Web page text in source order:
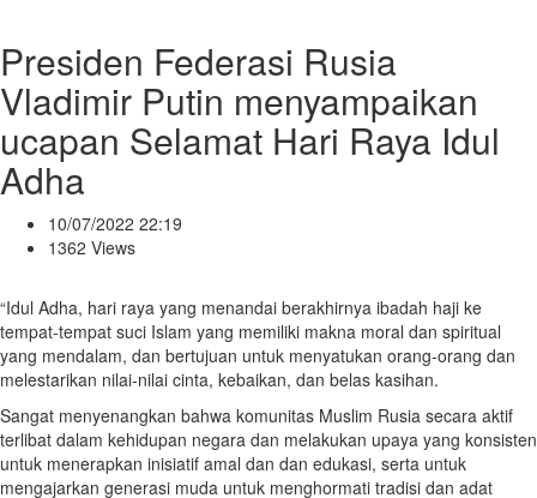
Presiden Federasi Rusia
Vladimir Putin menyampaikan
ucapan Selamat Hari Raya Idul
Adha
10/07/2022 22:19
1362 Views
“Idul Adha, hari raya yang menandai berakhirnya ibadah haji ke
tempat-tempat suci Islam yang memiliki makna moral dan spiritual
yang mendalam, dan bertujuan untuk menyatukan orang-orang dan
melestarikan nilai-nilai cinta, kebaikan, dan belas kasihan.
Sangat menyenangkan bahwa komunitas Muslim Rusia secara aktif
terlibat dalam kehidupan negara dan melakukan upaya yang konsisten
untuk menerapkan inisiatif amal dan dan edukasi, serta untuk
mengajarkan generasi muda untuk menghormati tradisi dan adat